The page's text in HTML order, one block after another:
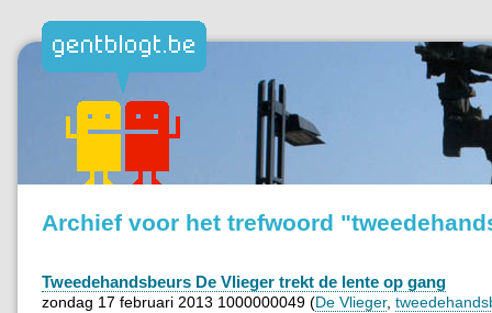
Archief voor het trefwoord
Tweedehandsbeurs De Vlieger trekt de lente op gang
zondag 17 februari 2013 1000000049 (De Vlieger,